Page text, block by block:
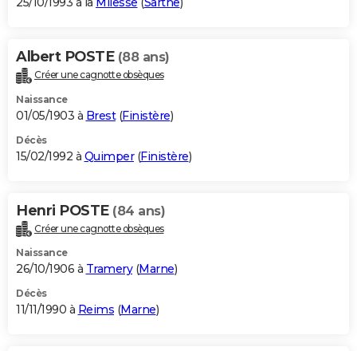
Albert POSTE (88 ans)
Créer une cagnotte obsèques
Naissance
01/05/1903 à Brest(Finistère)
Décès
15/02/1992 à Quimper(Finistère)
Henri POSTE (84 ans)
Créer une cagnotte obsèques
Naissance
26/10/1906 à Tramery(Marne)
Décès
11/11/1990 à Reims (Marne)